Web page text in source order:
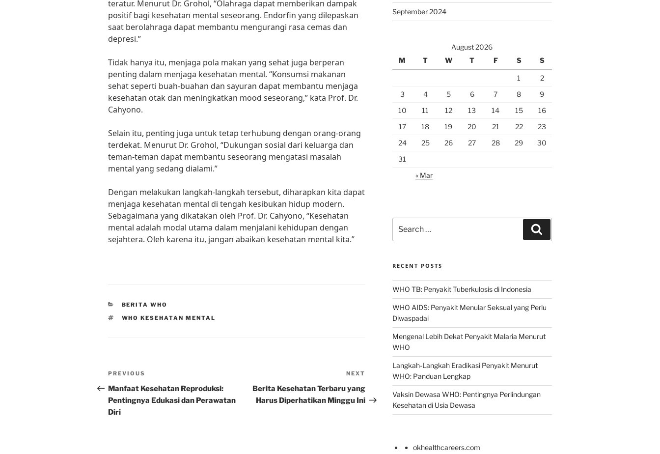
teratur. Menurut Dr. Grohol, “Olahraga dapat memberikan dampak
positif bagi kesehatan mental seseorang. Endorfin yang dilepaskan
saat berolahraga dapat membantu mengurangi rasa cemas dan
depresi.”
Tidak hanya itu, menjaga pola makan yang sehat juga berperan
penting dalam menjaga kesehatan mental. “Konsumsi makanan
sehat seperti buah-buahan dan sayuran dapat membantu menjaga
kesehatan otak dan meningkatkan mood seseorang,” kata Prof. Dr.
Cahyono.
Selain itu, penting juga untuk tetap terhubung dengan orang-orang
terdekat. Menurut Dr. Grohol, “Dukungan sosial dari keluarga dan
teman-teman dapat membantu seseorang mengatasi masalah
mental yang sedang dialami.”
Dengan melakukan langkah-langkah tersebut, diharapkan kita dapat
menjaga kesehatan mental di tengah kesibukan hidup modern.
Sebagaimana yang dikatakan oleh Prof. Dr. Cahyono, “Kesehatan
mental adalah modal utama dalam menjalani kehidupan dengan
sejahtera. Oleh karena itu, jangan abaikan kesehatan mental kita.”
CATEGORIES
BERITA WHO
TAGS
WHO KESEHATAN MENTAL
Post
navigation
Previous
Post
PREVIOUS
Manfaat Kesehatan Reproduksi:
Pentingnya Edukasi dan Perawatan
Diri
Post
NEXT
Berita Kesehatan Terbaru yang
Harus Diperhatikan Minggu Ini
September 2024
August 2026
M
T W T F S S
1
2
3
4 5 6 7 8
9
10
11 12 13 14 15
16
17
18 19 20 21 22
23
24
25 26 27 28 29
30
31
« Mar
for:
RECENT POSTS
WHO TB: Penyakit Tuberkulosis di Indonesia
WHO AIDS: Penyakit Menular Seksual yang Perlu
Diwaspadai
Mengenal Lebih Dekat Penyakit Malaria Menurut
WHO
Langkah-Langkah Eradikasi Penyakit Menurut
WHO: Panduan Lengkap
Vaksin Dewasa WHO: Pentingnya Perlindungan
Kesehatan di Usia Dewasa
okhealthcareers.com